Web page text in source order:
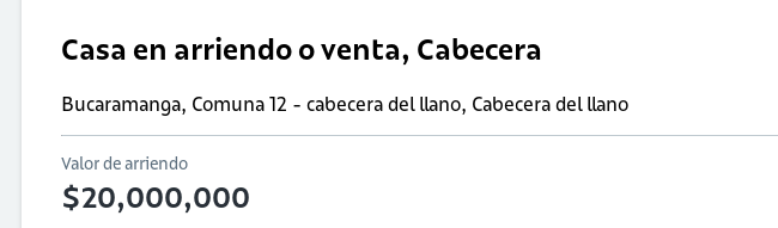
Casa en arriendo o venta, Cabecera
Bucaramanga, Comuna 12 - cabecera del llano, Cabecera del llano
Valor de arriendo
$20,000,000